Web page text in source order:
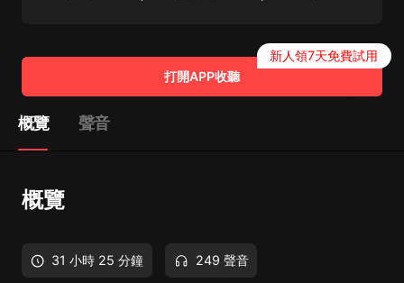
打開APP收聽
新人領7天免費試用
概覽 聲音
概覽
31 小時 25 分鐘 249 聲音